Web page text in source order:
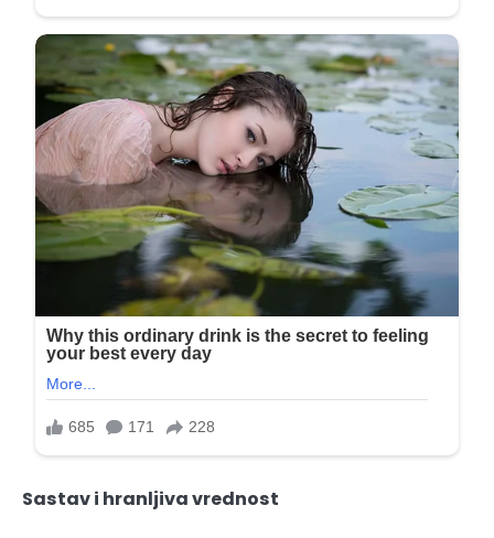
Sastav i hranljiva vrednost